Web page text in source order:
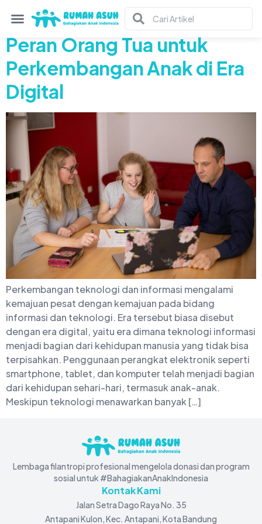
Tag: digital
Peran Orang Tua untuk
Perkembangan Anak di Era
Digital
Perkembangan teknologi dan informasi mengalami
kemajuan pesat dengan kemajuan pada bidang
informasi dan teknologi. Era tersebut biasa disebut
dengan era digital, yaitu era dimana teknologi informasi
menjadi bagian dari kehidupan manusia yang tidak bisa
terpisahkan. Penggunaan perangkat elektronik seperti
smartphone, tablet, dan komputer telah menjadi bagian
dari kehidupan sehari-hari, termasuk anak-anak.
Meskipun teknologi menawarkan banyak […]
Lembaga filantropi profesional mengelola donasi dan program
sosial untuk #BahagiakanAnakIndonesia
Kontak Kami
Jalan Setra Dago Raya No. 35
Antapani Kulon, Kec. Antapani, Kota Bandung